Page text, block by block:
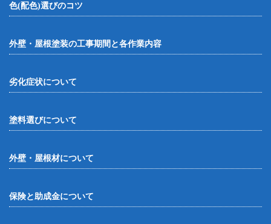
色(配色)選びのコツ
外壁・屋根塗装の工事期間と各作業内容
劣化症状について
塗料選びについて
外壁・屋根材について
保険と助成金について